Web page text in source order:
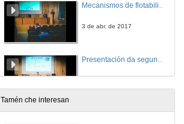
Mecanismos de flotabilidade. Quenda de cuestións
3 de abr. de 2017
Estratexias de cultivo in vitro de Bryophyllum daigremontianum
Tamén che interesan